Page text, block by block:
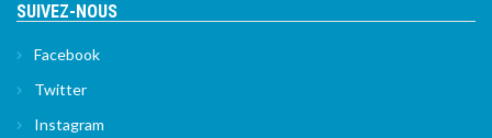
SUIVEZ-NOUS
Facebook
Twitter
Instagram